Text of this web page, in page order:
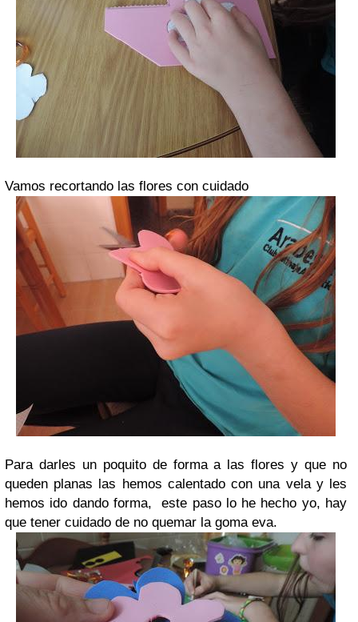
Vamos recortando las flores con cuidado
Para darles un poquito de forma a las flores y que no
queden planas las hemos calentado con una vela y les
hemos ido dando forma, este paso lo he hecho yo, hay
que tener cuidado de no quemar la goma eva.